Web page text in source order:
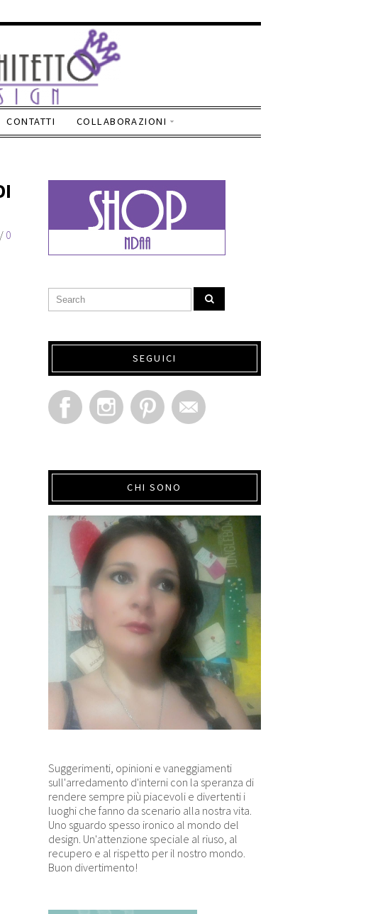
CONTATTI COLLABORAZIONI
/ 0
SEGUICI
CHI SONO
Suggerimenti, opinioni e vaneggiamenti
sull'arredamento d'interni con la speranza di
rendere sempre più piacevoli e divertenti i
luoghi che fanno da scenario alla nostra vita.
Uno sguardo spesso ironico al mondo del
design. Un'attenzione speciale al riuso, al
recupero e al rispetto per il nostro mondo.
Buon divertimento!